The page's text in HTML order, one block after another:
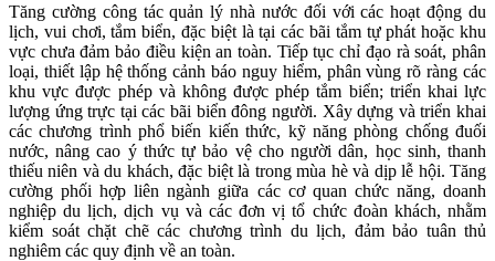
Tăng cường công tác quản lý nhà nước đối với các hoạt động du
lịch, vui chơi, tắm biển, đặc biệt là tại các bãi tắm tự phát hoặc khu
vực chưa đảm bảo điều kiện an toàn. Tiếp tục chỉ đạo rà soát, phân
loại, thiết lập hệ thống cảnh báo nguy hiểm, phân vùng rõ ràng các
khu vực được phép và không được phép tắm biển; triển khai lực
lượng ứng trực tại các bãi biển đông người. Xây dựng và triển khai
các chương trình phổ biến kiến thức, kỹ năng phòng chống đuối
nước, nâng cao ý thức tự bảo vệ cho người dân, học sinh, thanh
thiếu niên và du khách, đặc biệt là trong mùa hè và dịp lễ hội. Tăng
cường phối hợp liên ngành giữa các cơ quan chức năng, doanh
nghiệp du lịch, dịch vụ và các đơn vị tổ chức đoàn khách, nhằm
kiểm soát chặt chẽ các chương trình du lịch, đảm bảo tuân thủ
nghiêm các quy định về an toàn.